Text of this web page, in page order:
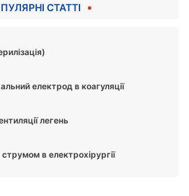
СТАТТІ
електрод в коагуляції
легень
струмом в електрохірургії